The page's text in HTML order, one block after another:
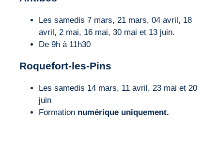
Les samedis 7 mars, 21 mars, 04 avril, 18
avril, 2 mai, 16 mai, 30 mai et 13 juin.
De 9h à 11h30
Roquefort-les-Pins
Les samedis 14 mars, 11 avril, 23 mai et 20
juin
Formation numérique uniquement.